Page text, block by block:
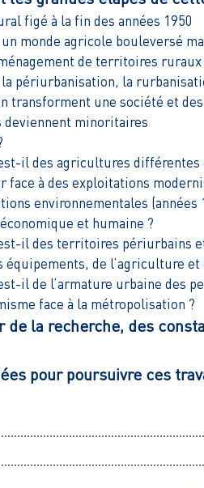
figé à la fin des années 1950
monde agricole bouleversé
de territoires
la périurbanisation, la
transforment une société et
minoritaires
est-il des agricultures différentes
face à des exploitations
environnementales (années
et humaine ?
il des territoires périurbains
équipements, de l’agriculture
il de l’armature urbaine des
face à la métropolisation ?
de la recherche, des
pour poursuivre ces